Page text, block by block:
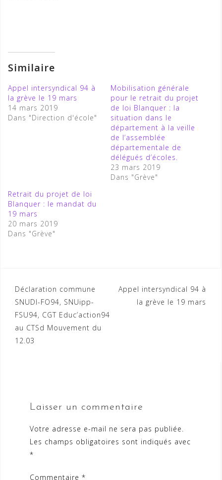
Similaire
Appel intersyndical 94 à
la grève le 19 mars
14 mars 2019
Dans "Direction d'école"
Mobilisation générale
pour le retrait du projet
de loi Blanquer : la
situation dans le
département à la veille
de l’assemblée
départementale de
délégués d’écoles.
23 mars 2019
Dans "Grève"
Retrait du projet de loi
Blanquer : le mandat du
19 mars
20 mars 2019
Dans "Grève"
Navigation
de
l’article
Déclaration commune
SNUDI-FO94, SNUipp-
FSU94, CGT Educ’action94
au CTSd Mouvement du
12.03
Appel intersyndical 94 à
la grève le 19 mars
Laisser un commentaire
Votre adresse e-mail ne sera pas publiée.
Les champs obligatoires sont indiqués avec
*
Commentaire *